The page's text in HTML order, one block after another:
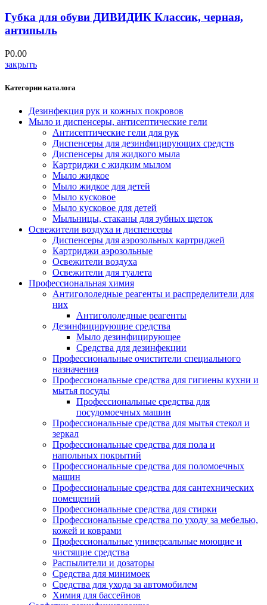
Губка для обуви ДИВИДИК Классик, черная,
антипыль
Р0.00
закрыть
Категории каталога
Дезинфекция рук и кожных покровов
Мыло и диспенсеры, антисептические гели
Антисептические гели для рук
Диспенсеры для дезинфицирующих средств
Диспенсеры для жидкого мыла
Картриджи с жидким мылом
Мыло жидкое
Мыло жидкое для детей
Мыло кусковое
Мыло кусковое для детей
Мыльницы, стаканы для зубных щеток
Освежители воздуха и диспенсеры
Диспенсеры для аэрозольных картриджей
Картриджи аэрозольные
Освежители воздуха
Освежители для туалета
Профессиональная химия
Антигололедные реагенты и распределители для
них
Антигололедные реагенты
Дезинфицирующие средства
Мыло дезинфицирующее
Средства для дезинфекции
Профессиональные очистители специального
назначения
Профессиональные средства для гигиены кухни и
мытья посуды
Профессиональные средства для
посудомоечных машин
Профессиональные средства для мытья стекол и
зеркал
Профессиональные средства для пола и
напольных покрытий
Профессиональные средства для поломоечных
машин
Профессиональные средства для сантехнических
помещений
Профессиональные средства для стирки
Профессиональные средства по уходу за мебелью,
кожей и коврами
Профессиональные универсальные моющие и
чистящие средства
Распылители и дозаторы
Средства для минимоек
Средства для ухода за автомобилем
Химия для бассейнов